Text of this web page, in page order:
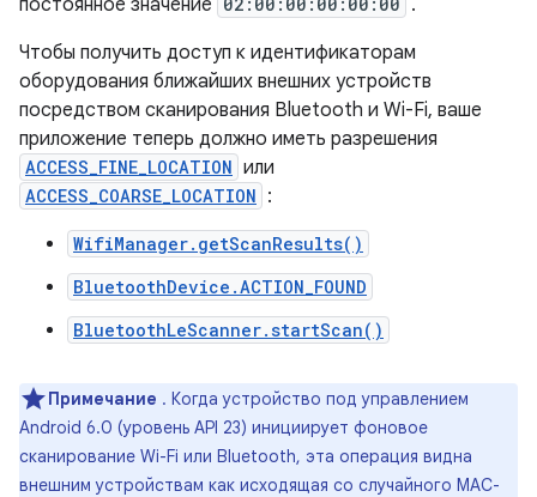
постоянное значение
.
Чтобы получить доступ к идентификаторам
оборудования ближайших внешних устройств
посредством сканирования Bluetooth и Wi-Fi, ваше
приложение теперь должно иметь разрешения
ACCESS_FINE_LOCATION или
ACCESS_COARSE_LOCATION :
WifiManager.getScanResults()
BluetoothDevice.ACTION_FOUND
BluetoothLeScanner.startScan()
Примечание . Когда устройство под управлением
Android 6.0 (уровень API 23) инициирует фоновое
сканирование Wi-Fi или Bluetooth, эта операция видна
внешним устройствам как исходящая со случайного MAC-